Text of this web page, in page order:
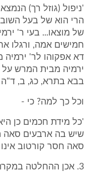
'ניפול (גוזל רך)
הרי הוא של בעל
של מוצאו... בעי ר'
חמישים אמה, ורגלו
דא אפקוהו לר' ירמיה
ירמיה מבית המרש
בבא בתרא, כג, ב, ד"ה
וכל כך למה? כי -
'כל מידת חכמים כן
שיש בה ארבעים סאה
סאה חסר קורטוב
3. אכן ההחלטה